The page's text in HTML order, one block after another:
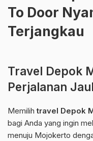
To Door
Terjangkau
Travel Depok
Perjalanan
Memilihtravel Depok
bagi Anda yang ingin
menuju Mojokerto